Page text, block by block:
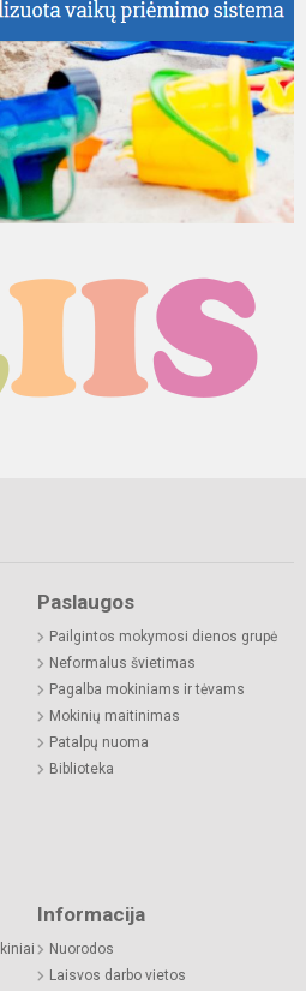
Paslaugos
Pailgintos mokymosi dienos grupė
Neformalus švietimas
Pagalba mokiniams ir tėvams
Mokinių maitinimas
Patalpų nuoma
Biblioteka
Informacija
Nuorodos
Laisvos darbo vietos